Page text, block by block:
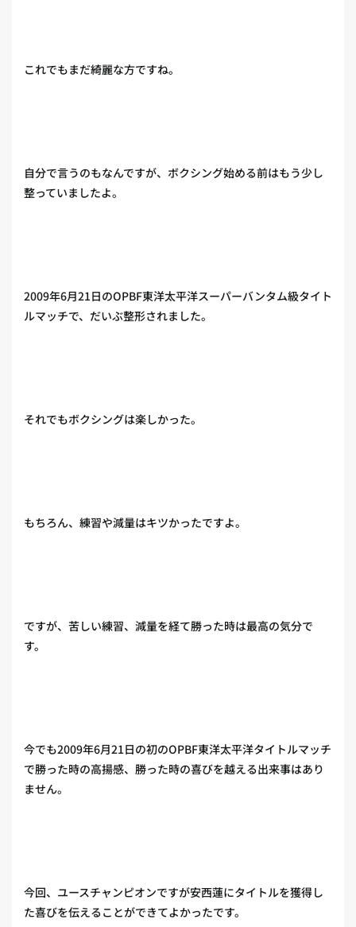
これでもまだ綺麗な方ですね。
自分で言うのもなんですが、ボクシング始める前はもう少し
整っていましたよ。
2009年6月21日のOPBF東洋太平洋スーパーバンタム級タイト
ルマッチで、だいぶ整形されました。
それでもボクシングは楽しかった。
もちろん、練習や減量はキツかったですよ。
ですが、苦しい練習、減量を経て勝った時は最高の気分で
す。
今でも2009年6月21日の初のOPBF東洋太平洋タイトルマッチ
で勝った時の高揚感、勝った時の喜びを越える出来事はあり
ません。
今回、ユースチャンピオンですが安西蓮にタイトルを獲得し
た喜びを伝えることができてよかったです。